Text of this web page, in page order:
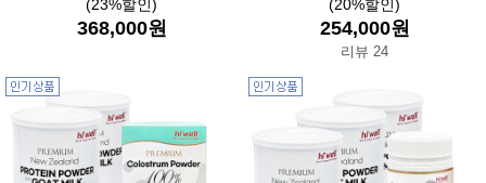
(23%할인)
368,000원
(20%할인)
254,000원
리뷰 24